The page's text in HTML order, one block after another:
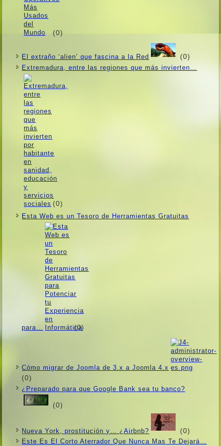
(0)
El extraño ‘alien’ que fascina a la Red (0)
Extremadura, entre las regiones que más invierten…
(0)
Esta Web es un Tesoro de Herramientas Gratuitas
para… (0)
Cómo migrar de Joomla de 3.x a Joomla 4.x
(0)
¿Preparado para que Google Bank sea tu banco?
(0)
Nueva York, prostitución y… ¿Airbnb? (0)
Este Es El Corto Aterrador Que Nunca Mas Te Dejará…